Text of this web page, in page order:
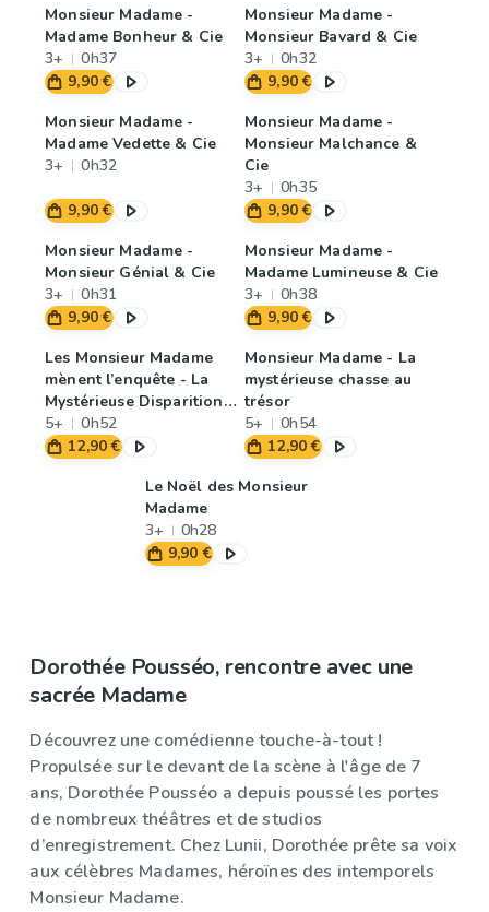
Monsieur Madame -
Madame Bonheur & Cie
3+
0h37
9,90 €
Monsieur Madame -
Monsieur Bavard & Cie
3+
0h32
9,90 €
Monsieur Madame -
Madame Vedette & Cie
3+
0h32
9,90 €
Monsieur Madame -
Monsieur Malchance &
Cie
3+
0h35
9,90 €
Monsieur Madame -
Monsieur Génial & Cie
3+
0h31
9,90 €
Monsieur Madame -
Madame Lumineuse & Cie
3+
0h38
9,90 €
Les Monsieur Madame
mènent l’enquête - La
Mystérieuse Disparition
du chapeau de Madame
Beauté
5+
0h52
12,90 €
Monsieur Madame - La
mystérieuse chasse au
trésor
5+
0h54
12,90 €
Le Noël des Monsieur
Madame
3+
0h28
9,90 €
Dorothée Pousséo, rencontre avec une
sacrée Madame
Découvrez une comédienne touche-à-tout !
Propulsée sur le devant de la scène à l'âge de 7
ans, Dorothée Pousséo a depuis poussé les portes
de nombreux théâtres et de studios
d’enregistrement. Chez Lunii, Dorothée prête sa voix
aux célèbres Madames, héroïnes des intemporels
Monsieur Madame.